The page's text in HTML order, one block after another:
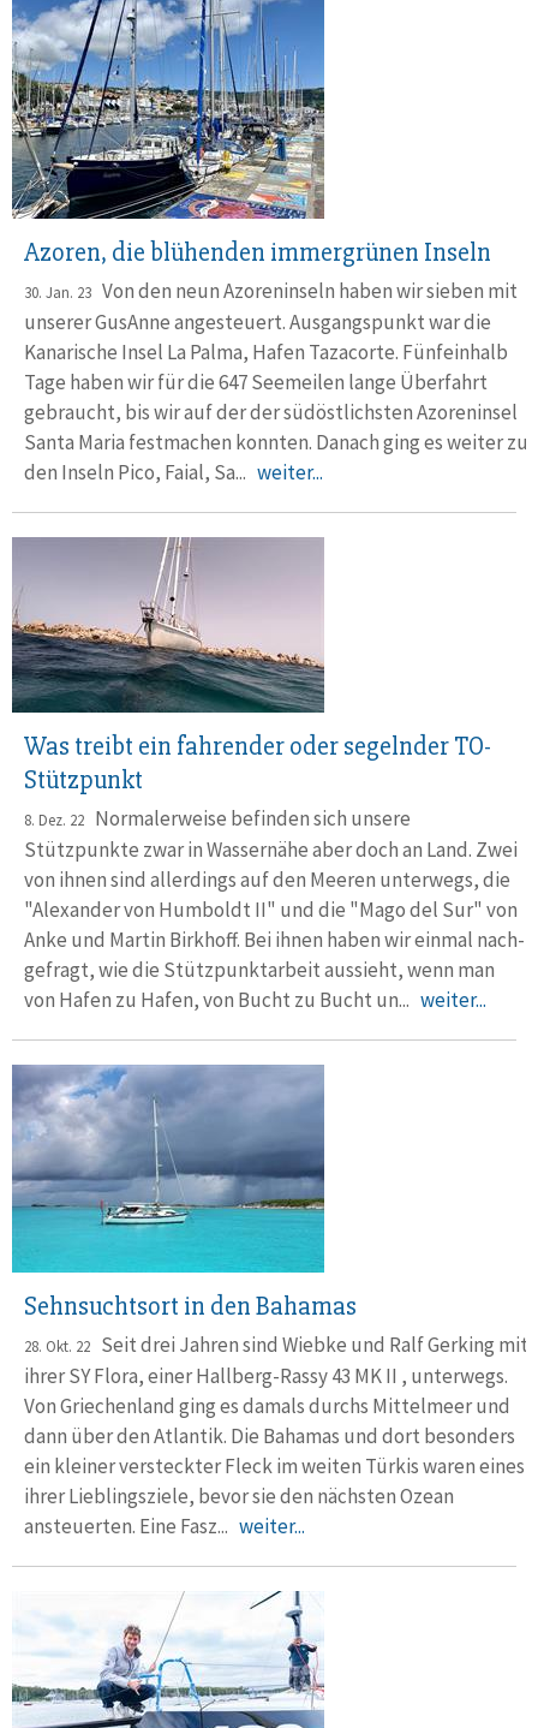
Azoren, die blühenden immergrünen Inseln
30. Jan. 23 Von den neun Azoreninseln haben wir sieben mit
unserer GusAnne angesteuert. Ausgangs­punkt war die
Kana­rische Insel La Palma, Ha­fen Tazacorte. Fünfeinhalb
Tage haben wir für die 647 See­mei­len lange Über­fahrt
gebraucht, bis wir auf der der südöst­lichsten Azoren­insel
Santa Maria fest­machen konnten. Danach ging es weiter zu
den Inseln Pico, Faial, Sa... weiter...
Was treibt ein fahrender oder segelnder TO-
Stützpunkt
8. Dez. 22 Normalerweise befinden sich unsere
Stützpunkte zwar in Wasser­nähe aber doch an Land. Zwei
von ihnen sind aller­dings auf den Meeren unter­wegs, die
"Alexander von Humboldt II" und die "Mago del Sur" von
Anke und Martin Birkhoff. Bei ihnen haben wir einmal nach­
gefragt, wie die Stütz­punkt­arbeit aus­sieht, wenn man
von Hafen zu Hafen, von Bucht zu Bucht un... weiter...
Sehnsuchtsort in den Bahamas
28. Okt. 22 Seit drei Jahren sind Wiebke und Ralf Gerking mit
ihrer SY Flora, einer Hallberg-Rassy 43 MK II , unterwegs.
Von Griechen­land ging es damals durchs Mittelmeer und
dann über den Atlantik. Die Ba­h­amas und dort besonders
ein kleiner ver­steck­ter Fleck im weiten Türkis waren eines
ihrer Lieb­lings­ziele, bevor sie den näch­sten Ozean
ansteuerten. Eine Fasz... weiter...